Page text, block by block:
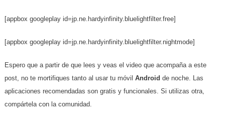
[appbox googleplay id=jp.ne.hardyinfinity.bluelightfilter.free]
[appbox googleplay id=jp.ne.hardyinfinity.bluelightfilter.nightmode]
Espero que a partir de que lees y veas el video que acompaña a este
post, no te mortifiques tanto al usar tu móvil Android de noche. Las
aplicaciones recomendadas son gratis y funcionales. Si utilizas otra,
compártela con la comunidad.